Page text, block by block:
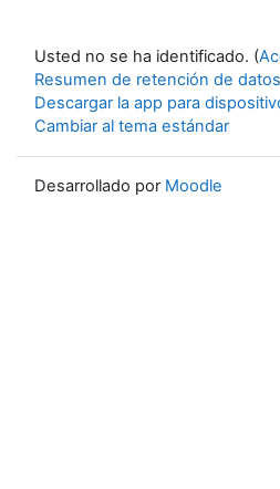
Usted no se ha identificado. (
Resumen de retención de datos
Descargar la app para
Cambiar al tema estándar
Desarrollado por Moodle